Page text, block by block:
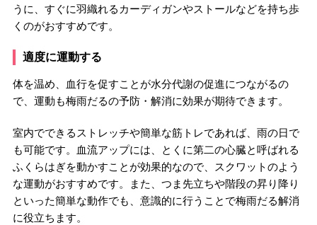
うに、すぐに羽織れるカーディガンやストールなどを持ち歩
くのがおすすめです。
適度に運動する
体を温め、血行を促すことが水分代謝の促進につながるの
で、運動も梅雨だるの予防・解消に効果が期待できます。
室内でできるストレッチや簡単な筋トレであれば、雨の日で
も可能です。血流アップには、とくに第二の心臓と呼ばれる
ふくらはぎを動かすことが効果的なので、スクワットのよう
な運動がおすすめです。また、つま先立ちや階段の昇り降り
といった簡単な動作でも、意識的に行うことで梅雨だる解消
に役立ちます。